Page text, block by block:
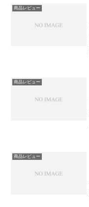
商品レビュー
商品レビュー
商品レビュー